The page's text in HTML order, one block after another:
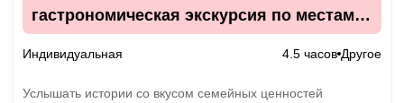
гастрономическая экскурсия по местам
Индивидуальная 4.5 часов Другое
Услышать истории со вкусом семейных ценностей